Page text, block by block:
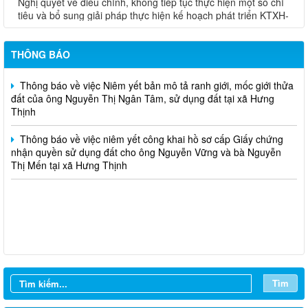
tiêu và bổ sung giải pháp thực hiện kế hoạch phát triển KTXH-
QPAN năm 2026 trên địa bàn xã Hưng Thịnh
Thời gian đăng: 31/07/2026
lượt xem: 29 | lượt tải:17
18/NQ-HĐND
Nghị quyết về việc điều chỉnh, bổ sung Kế hoạch đầu tư công
năm 2026 (đợt 1) xã Hưng Thịnh
Thời gian đăng: 31/07/2026
lượt xem: 33 | lượt tải:14
14/NQ-HĐND
Nghị quyết về việc sắp xếp, tổ chức lại các ấp trên địa bàn xã
đồng nhân dân xã Hưng Thịnh năm 2026
Thời gian đăng: 31/07/2026
THÔNG BÁO
đất của ông Hồ Sáu sử dụng đất tại xã Hưng Thịnh.
Thông báo niêm yết công khai mất Giấy CNQSDĐ của bà Lê
Thị Thanh
Thông báo về việc Niêm yết bản mô tả ranh giới, mốc giới thửa
đất của ông Nguyễn Thị Ngân Tâm, sử dụng đất tại xã Hưng
Thịnh
Thông báo về việc niêm yết công khai hồ sơ cấp Giấy chứng
nhận quyền sử dụng đất cho ông Nguyễn Vững và bà Nguyễn
Thị Mến tại xã Hưng Thịnh
Tìm